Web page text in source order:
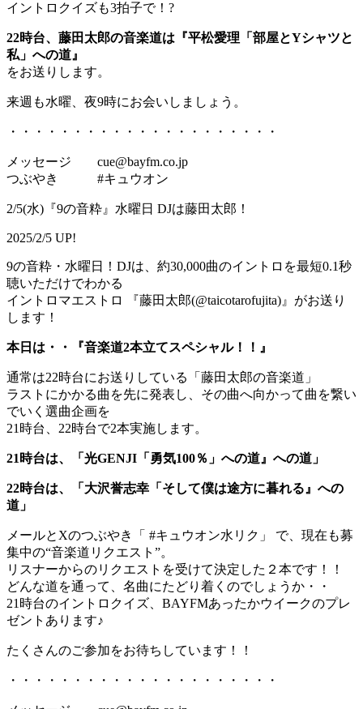
イントロクイズも3拍子で！?
22時台、藤田太郎の音楽道は『平松愛理「部屋とYシャツと
私」への道』
をお送りします。
来週も水曜、夜9時にお会いしましょう。
・・・・・・・・・・・・・・・・・・・・・
メッセージ cue@bayfm.co.jp
つぶやき #キュウオン
2/5(水)『9の音粋』水曜日 DJは藤田太郎！
2025/2/5 UP!
9の音粋・水曜日！DJは、約30,000曲のイントロを最短0.1秒
聴いただけでわかる
イントロマエストロ 『藤田太郎(@taicotarofujita)』がお送り
します！
本日は・・『音楽道2本立てスペシャル！！』
通常は22時台にお送りしている「藤田太郎の音楽道」
ラストにかかる曲を先に発表し、その曲へ向かって曲を繋い
でいく選曲企画を
21時台、22時台で2本実施します。
21時台は、「光GENJI「勇気100％」への道』への道」
22時台は、「大沢誉志幸「そして僕は途方に暮れる』への
道」
メールとXのつぶやき「 #キュウオン水リク」 で、現在も募
集中の“音楽道リクエスト”。
リスナーからのリクエストを受けて決定した２本です！！
どんな道を通って、名曲にたどり着くのでしょうか・・
21時台のイントロクイズ、BAYFMあったかウイークのプレ
ゼントあります♪
たくさんのご参加をお待ちしています！！
・・・・・・・・・・・・・・・・・・・・・